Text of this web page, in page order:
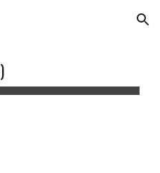
Skip to navigation
)